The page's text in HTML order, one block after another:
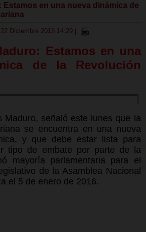
Estamos en una nueva dinámica de
Diciembre 2015 14:29 |
Estamos en una
de la Revolución
Maduro, señaló este lunes que la
se encuentra en una nueva
y que debe estar lista para
tipo de embate por parte de la
mayoría parlamentaria para el
de la Asamblea Nacional
el 5 de enero de 2016.